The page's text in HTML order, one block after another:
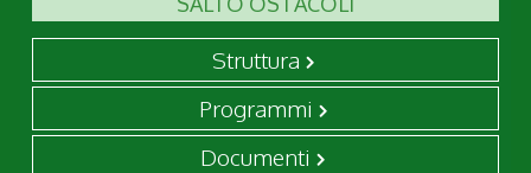
Struttura
Programmi
Documenti